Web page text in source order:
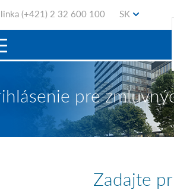
(+421) 2 32 600 100 SK
pre
Zadajte